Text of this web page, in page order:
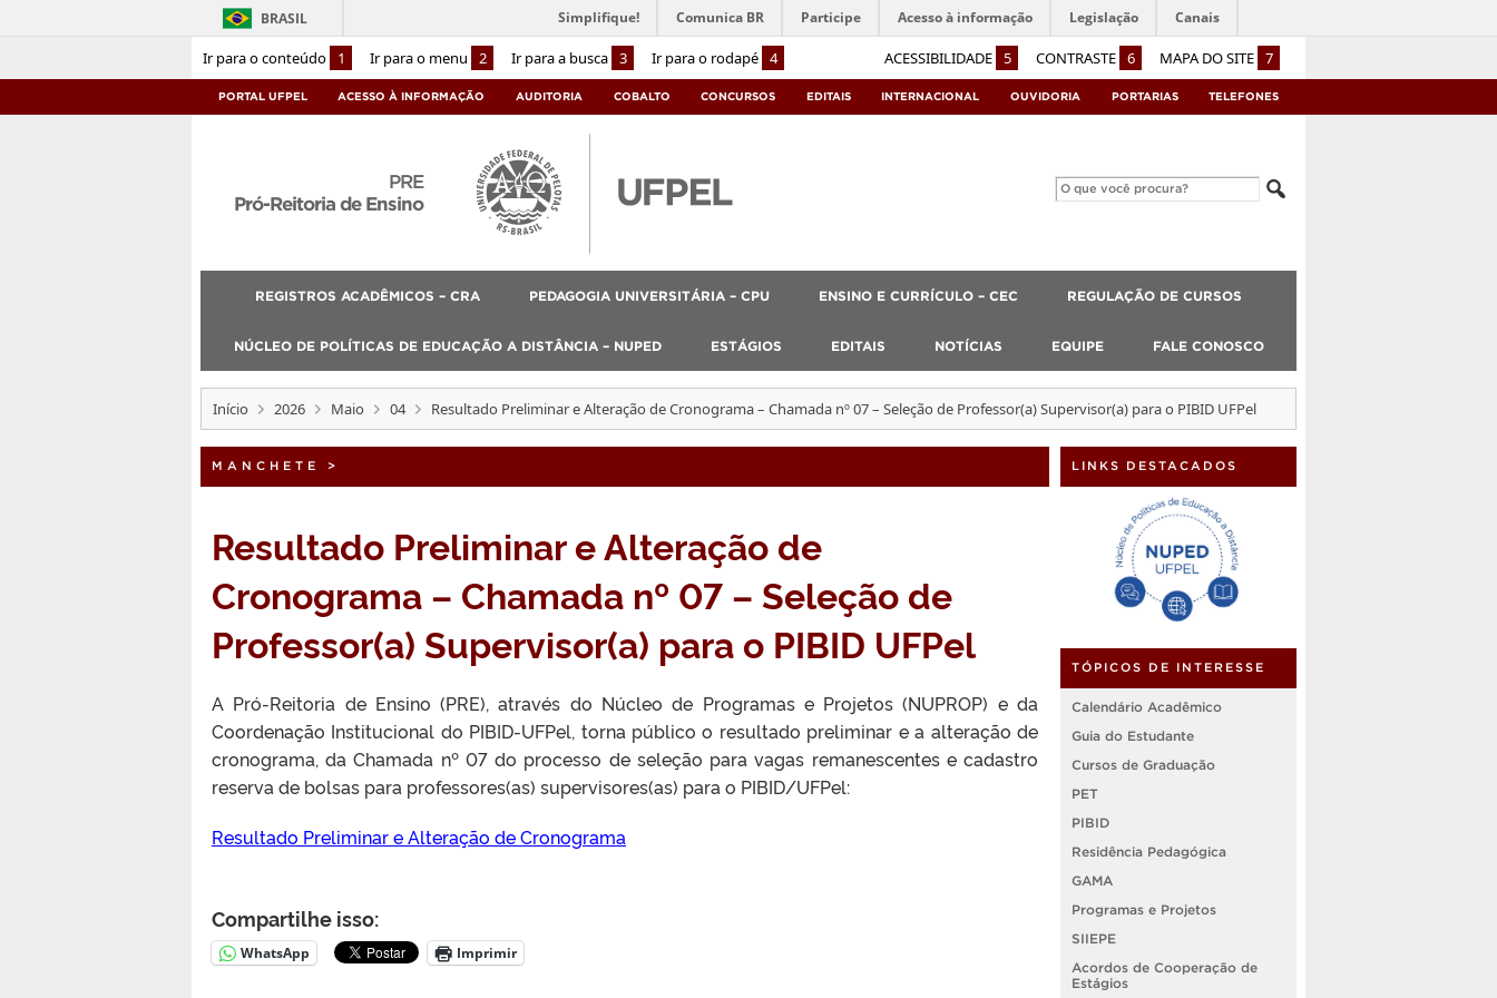
Ir para o conteúdo 1 Ir para o menu 2 Ir para a busca 3 Ir para o rodapé 4 ACESSIBILIDADE 5 CONTRASTE 6 MAPA DO SITE 7
BRASIL Simplifique! Comunica BR Participe Acesso à informação Legislação Canais
PORTAL UFPEL ACESSO À INFORMAÇÃO AUDITORIA COBALTO CONCURSOS EDITAIS INTERNACIONAL OUVIDORIA PORTARIAS TELEFONES
PRE
Pró-Reitoria de Ensino
REGISTROS ACADÊMICOS – CRA PEDAGOGIA UNIVERSITÁRIA – CPU ENSINO E CURRÍCULO – CEC REGULAÇÃO DE CURSOS
NÚCLEO DE POLÍTICAS DE EDUCAÇÃO A DISTÂNCIA – NUPED ESTÁGIOS EDITAIS NOTÍCIAS EQUIPE FALE CONOSCO
Início 2026 Maio 04 Resultado Preliminar e Alteração de Cronograma – Chamada nº 07 – Seleção de Professor(a) Supervisor(a) para o PIBID UFPel
MANCHETE >
Resultado Preliminar e Alteração de
Cronograma – Chamada nº 07 – Seleção de
Professor(a) Supervisor(a) para o PIBID UFPel
A Pró-Reitoria de Ensino (PRE), através do Núcleo de Programas e Projetos (NUPROP) e da
Coordenação Institucional do PIBID-UFPel, torna público o resultado preliminar e a alteração de
cronograma, da Chamada nº 07 do processo de seleção para vagas remanescentes e cadastro
reserva de bolsas para professores(as) supervisores(as) para o PIBID/UFPel:
Resultado Preliminar e Alteração de Cronograma
Compartilhe isso:
WhatsApp Imprimir
LINKS DESTACADOS
TÓPICOS DE INTERESSE
Calendário Acadêmico
Guia do Estudante
Cursos de Graduação
PET
PIBID
Residência Pedagógica
GAMA
Programas e Projetos
SIIEPE
Acordos de Cooperação de
Estágios